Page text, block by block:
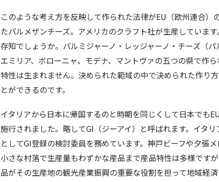
このような考え方を反映して作られた法律がEU（欧州連合
たパルメザンチーズ。アメリカのクラフト社が生産していま
存知でしょうか。パルミジャーノ・レッジャーノ・チーズ（
エミリア、ボローニャ、モデナ、マントヴァの五つの県で作
特性は生まれません。決められた範域の中で決められた作り
とができるのです。
イタリアから日本に帰国するのと時期を同じくして日本で
施行されました。略してGI（ジーアイ）と呼ばれます。イタ
としてGI登録の検討委員を務めています。神戸ビーフや夕張
小さな村落で生産量もわずかな産品まで産品特性は多様です
品がその生産地の観光産業振興の重要な役割を担って地域経